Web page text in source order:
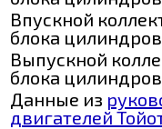
Впускной
блока цилиндров
Выпускной
блока цилиндров
Данные из
двигателей